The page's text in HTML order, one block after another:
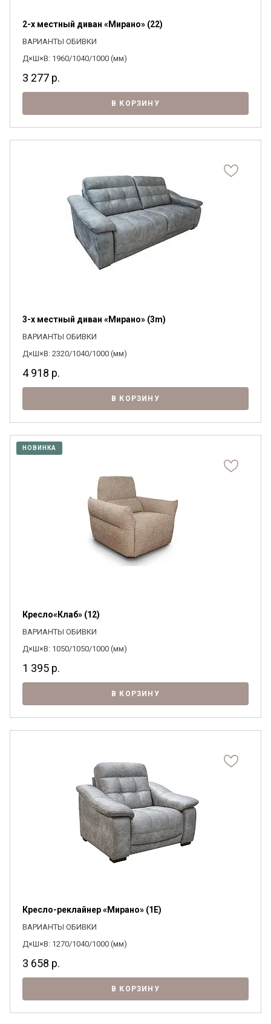
2-х местный диван «Мирано» (22)
ВАРИАНТЫ ОБИВКИ
Д×Ш×В: 1960/1040/1000 (мм)
3 277 р.
В КОРЗИНУ
3-х местный диван «Мирано» (3m)
ВАРИАНТЫ ОБИВКИ
Д×Ш×В: 2320/1040/1000 (мм)
4 918 р.
В КОРЗИНУ
НОВИНКА
Кресло«Клаб» (12)
ВАРИАНТЫ ОБИВКИ
Д×Ш×В: 1050/1050/1000 (мм)
1 395 р.
В КОРЗИНУ
Кресло-реклайнер «Мирано» (1E)
ВАРИАНТЫ ОБИВКИ
Д×Ш×В: 1270/1040/1000 (мм)
3 658 р.
В КОРЗИНУ